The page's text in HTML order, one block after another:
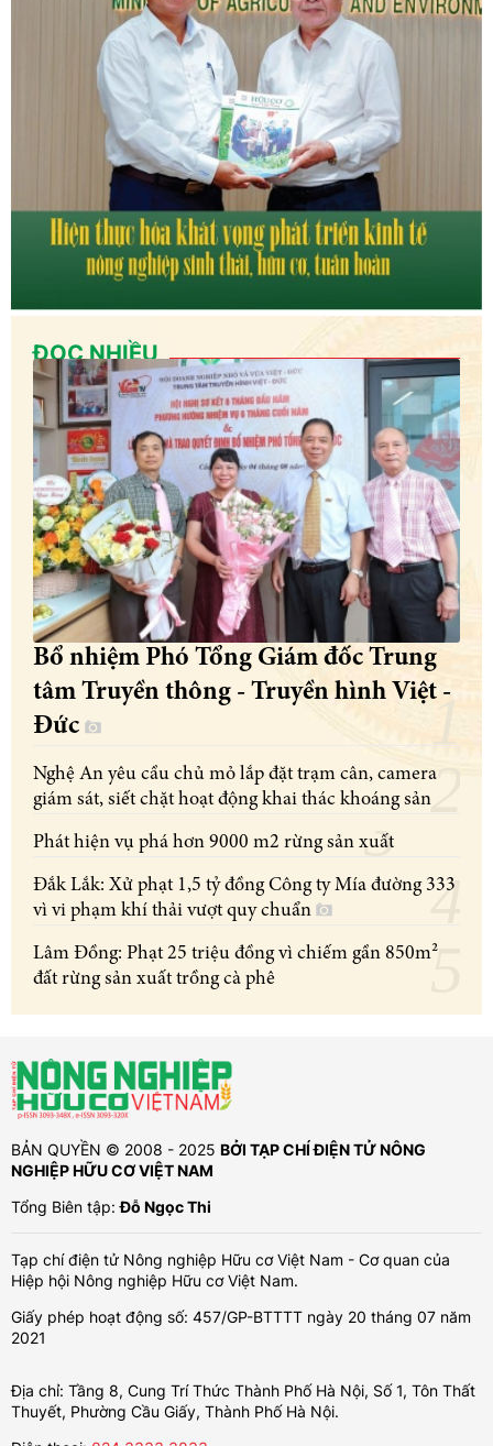
ĐỌC NHIỀU
Bổ nhiệm Phó Tổng Giám đốc Trung
tâm Truyền thông - Truyền hình Việt -
Đức
Nghệ An yêu cầu chủ mỏ lắp đặt trạm cân, camera
giám sát, siết chặt hoạt động khai thác khoáng sản
Phát hiện vụ phá hơn 9000 m2 rừng sản xuất
Đắk Lắk: Xử phạt 1,5 tỷ đồng Công ty Mía đường 333
vì vi phạm khí thải vượt quy chuẩn
Lâm Đồng: Phạt 25 triệu đồng vì chiếm gần 850m²
đất rừng sản xuất trồng cà phê
BẢN QUYỀN © 2008 - 2025 BỞI TẠP CHÍ ĐIỆN TỬ NÔNG
NGHIỆP HỮU CƠ VIỆT NAM
Tổng Biên tập:Đỗ Ngọc Thi
Tạp chí điện tử Nông nghiệp Hữu cơ Việt Nam - Cơ quan của
Hiệp hội Nông nghiệp Hữu cơ Việt Nam.
Giấy phép hoạt động số: 457/GP-BTTTT ngày 20 tháng 07 năm
2021
Địa chỉ: Tầng 8, Cung Trí Thức Thành Phố Hà Nội, Số 1, Tôn Thất
Thuyết, Phường Cầu Giấy, Thành Phố Hà Nội.